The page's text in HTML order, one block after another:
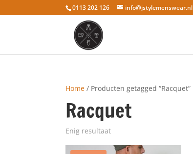
0113 202 126 info@jstylemenswear.nl
Home / Producten getagged “Racquet”
Racquet
Enig resultaat